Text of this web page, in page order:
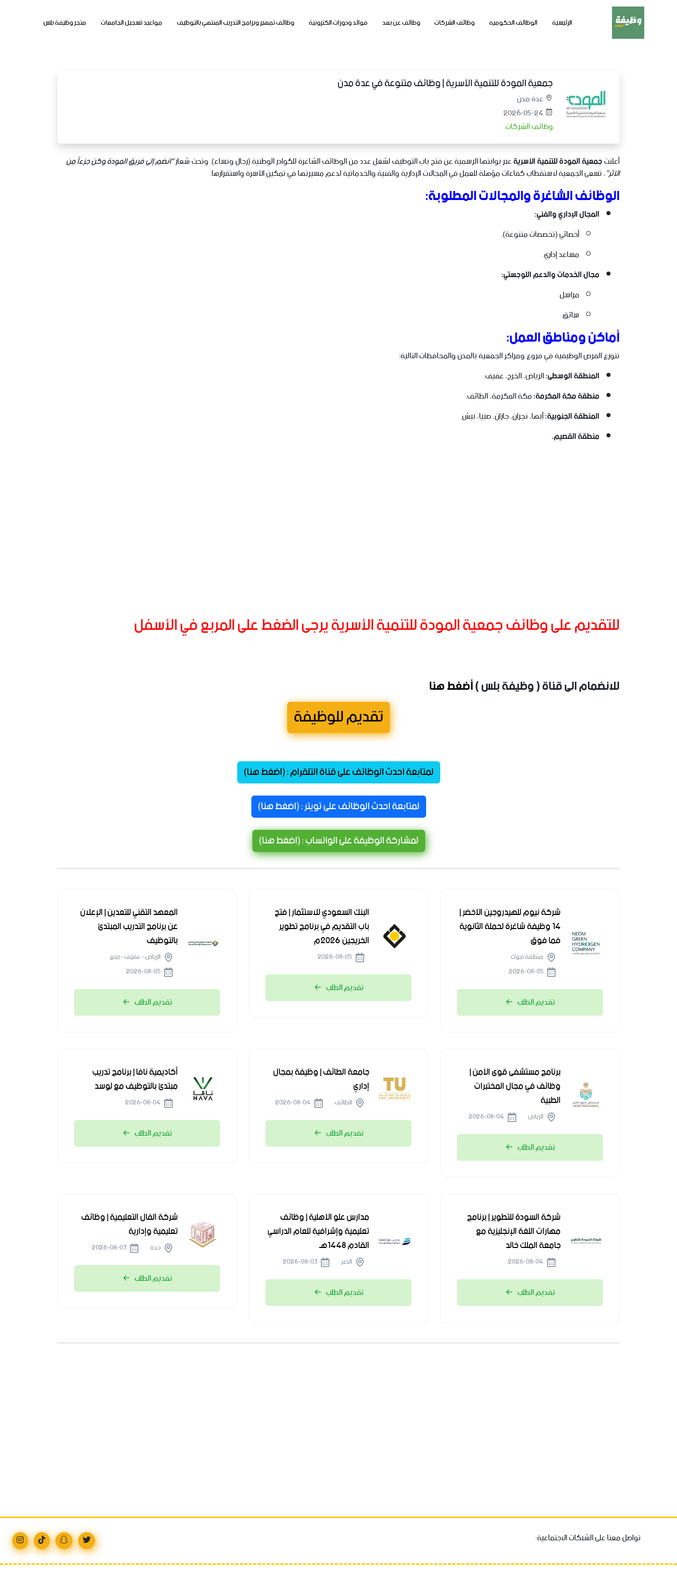
الرئيسية الوظائف الحكوميه وظائف الشركات وظائف عن بعد فوائد ودورات الكترونية وظائف تمهير وبرامج التدريب المنتهي بالتوظيف مواعيد تسجيل الجامعات متجر وظيفة بلس
جمعية المودة للتنمية الأسرية | وظائف متنوعة في عدة مدن
عدة مدن
2026-05-24
وظائف الشركات
أعلنتجمعية المودة للتنمية الأسريةعبر بوابتها الرسمية عن فتح باب التوظيف لشغل عدد من الوظائف الشاغرة للكوادر الوطنية (رجال ونساء). وتحت شعار“انضم إلى فريق المودة وكن جزءاً من
الأثر”، تسعى الجمعية لاستقطاب كفاءات مؤهلة للعمل في المجالات الإدارية والفنية والخدماتية لدعم مسيرتها في تمكين الأسرة واستقرارها.
الوظائف الشاغرة والمجالات المطلوبة:
المجال الإداري والفني:
أخصائي (تخصصات متنوعة).
مساعد إداري.
مجال الخدمات والدعم اللوجستي:
مراسل.
سائق.
أماكن ومناطق العمل:
تتوزع الفرص الوظيفية في فروع ومراكز الجمعية بالمدن والمحافظات التالية:
المنطقة الوسطى:الرياض، الخرج، عفيف.
منطقة مكة المكرمة:مكة المكرمة، الطائف.
المنطقة الجنوبية:أبها، نجران، جازان، صبيا، بيش.
منطقة القصيم.
للتقديم على وظائف جمعية المودة للتنمية الأسرية يرجى الضغط على المربع في الأسفل
للانضمام الى قناة ( وظيفة بلس )أضغط هنا
تقديم للوظيفة
لمتابعة احدث الوظائف على قناة التلقرام : (اضغط هنا)
لمتابعة احدث الوظائف على تويتر : (اضغط هنا)
لمشاركة الوظيفة على الواتساب : (اضغط هنا)
شركة نيوم للهيدروجين الأخضر |
14 وظيفة شاغرة لحملة الثانوية
فما فوق
منطقة تبوك
تقديم الطلب
البنك السعودي للاستثمار | فتح
باب التقديم في برنامج تطوير
الخريجين 2026م
تقديم الطلب
المعهد التقني للتعدين | الإعلان
عن برنامج التدريب المبتدئ
بالتوظيف
الرياض - عفيف - ينبع
تقديم الطلب
برنامج مستشفى قوى الأمن |
وظائف في مجال المختبرات
الطبية
الرياض
تقديم الطلب
جامعة الطائف | وظيفة بمجال
إداري
الطائف
تقديم الطلب
أكاديمية نافا | برنامج تدريب
مبتدئ بالتوظيف مع لوسد
تقديم الطلب
شركة السودة للتطوير | برنامج
مهارات اللغة الإنجليزية مع
جامعة الملك خالد
تقديم الطلب
مدارس علو الأهلية | وظائف
تعليمية وإشرافية للعام الدراسي
القادم 1448هـ
الخبر
تقديم الطلب
شركة الفال التعليمية | وظائف
تعليمية وإدارية
جدة
تقديم الطلب
تواصل معنا على الشبكات الاجتماعية: